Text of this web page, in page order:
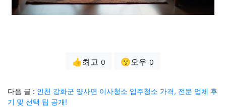
👍최고 0 😗오우 0
다음 글 : 인천 강화군 양사면 이사청소 입주청소 가격, 전문 업체 후
기 및 선택 팁 공개!